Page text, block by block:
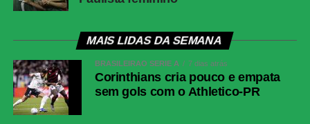
CARTÕES
minuto do segundo
prorrogação
Cartões
amarelos
Nenhum
Lisandro Martínez,
MAIS LIDAS DA SEMANA
BRASILEIRÃO SÉRIE A 7 dias atrás
Corinthians cria pouco e empata
sem gols com o Athletico-PR